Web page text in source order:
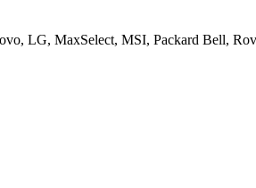
LG, MaxSelect, MSI, Packard Bell,